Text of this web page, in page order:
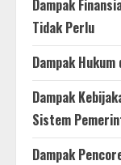
Dampak
Tidak Perlu
Dampak
Dampak
Sistem
Dampak